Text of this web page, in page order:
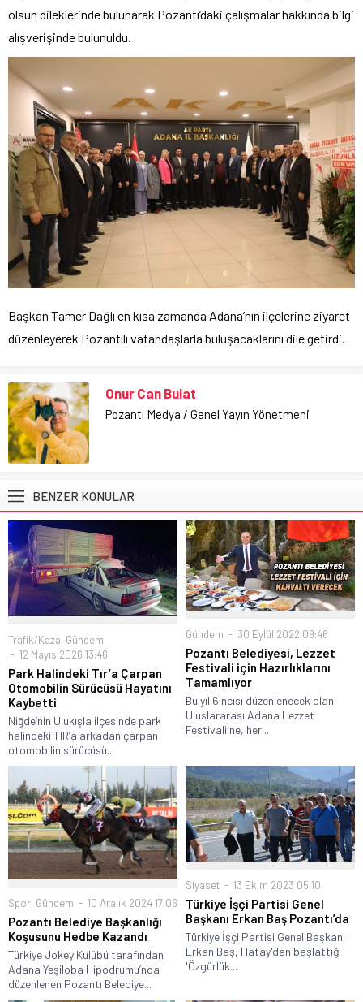
olsun dileklerinde bulunarak Pozantı’daki çalışmalar hakkında bilgi
alışverişinde bulunuldu.
Başkan Tamer Dağlı en kısa zamanda Adana’nın ilçelerine ziyaret
düzenleyerek Pozantılı vatandaşlarla buluşacaklarını dile getirdi.
Onur Can Bulat
Pozantı Medya / Genel Yayın Yönetmeni
BENZER KONULAR
Trafik/Kaza, Gündem
12 Mayıs 2026 13:46
Park Halindeki Tır’a Çarpan
Otomobilin Sürücüsü Hayatını
Kaybetti
Niğde’nin Ulukışla ilçesinde park
halindeki TIR’a arkadan çarpan
otomobilin sürücüsü...
Gündem 30 Eylül 2022 09:46
Pozantı Belediyesi, Lezzet
Festivali için Hazırlıklarını
Tamamlıyor
Bu yıl 6'ncısı düzenlenecek olan
Uluslararası Adana Lezzet
Festivali'ne, her...
Spor, Gündem 10 Aralık 2024 17:06
Pozantı Belediye Başkanlığı
Koşusunu Hedbe Kazandı
Türkiye Jokey Kulübü tarafından
Adana Yeşiloba Hipodrumu’nda
düzenlenen Pozantı Belediye...
Siyaset 13 Ekim 2023 05:10
Türkiye İşçi Partisi Genel
Başkanı Erkan Baş Pozantı’da
Türkiye İşçi Partisi Genel Başkanı
Erkan Baş, Hatay'dan başlattığı
'Özgürlük...